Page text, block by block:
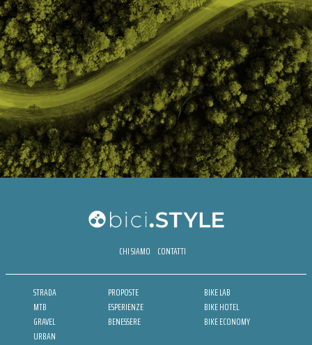
CHI SIAMO CONTATTI
STRADA
MTB
GRAVEL
URBAN
PROPOSTE
ESPERIENZE
BENESSERE
BIKE LAB
BIKE HOTEL
BIKE ECONOMY